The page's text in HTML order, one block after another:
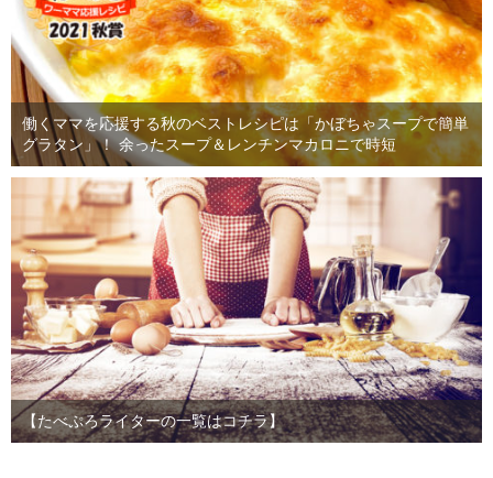
働くママを応援する秋のベストレシピは「かぼちゃスープで簡単
グラタン」！ 余ったスープ＆レンチンマカロニで時短
【たべぷろライターの一覧はコチラ】